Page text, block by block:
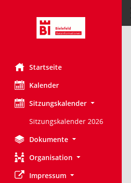
Startseite
Kalender
Sitzungskalender
Sitzungskalender 2026
Dokumente
Organisation
Impressum